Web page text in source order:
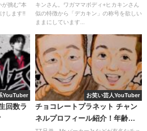
那須川天心は、この試合を最後にキ
ないとのことなので、ヒカキンは一
。
を張った企画でした！
が挑む”本
します!!
キンさん。ワガママボディ+ヒカキンさん
似の特徴から「デカキン」の称号を欲しい
ままにしています...
YouTuber
回数ラ
お笑い芸人YouTuber
チョコレートプラネット チャン
ネルプロフィール紹介！年齢や